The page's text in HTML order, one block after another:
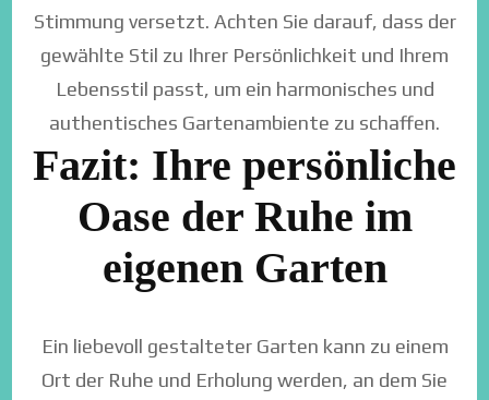
Stimmung versetzt. Achten Sie darauf, dass der
gewählte Stil zu Ihrer Persönlichkeit und Ihrem
Lebensstil passt, um ein harmonisches und
authentisches Gartenambiente zu schaffen.
Fazit: Ihre persönliche
Oase der Ruhe im
eigenen Garten
Ein liebevoll gestalteter Garten kann zu einem
Ort der Ruhe und Erholung werden, an dem Sie